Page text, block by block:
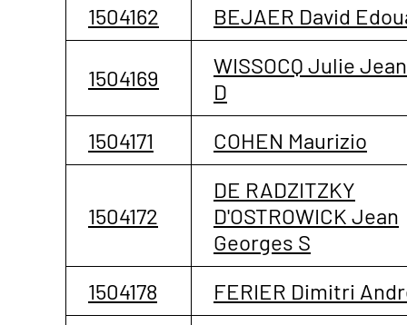
1504162
BEJAER David
1504169
WISSOCQ Julie
D
1504171
COHEN Maurizio
1504172
DE RADZITZKY
D'OSTROWICK Jean
Georges S
1504178
FERIER Dimitri